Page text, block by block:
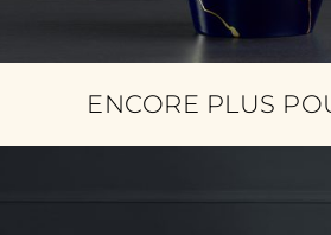
ENCORE PLUS